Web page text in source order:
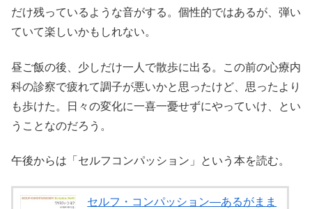
だけ残っているような音がする。個性的ではあるが、弾い
ていて楽しいかもしれない。
昼ご飯の後、少しだけ一人で散歩に出る。この前の心療内
科の診察で疲れて調子が悪いかと思ったけど、思ったより
も歩けた。日々の変化に一喜一憂せずにやっていけ、とい
うことなのだろう。
午後からは「セルフコンパッション」という本を読む。
セルフ・コンパッション―あるがまま